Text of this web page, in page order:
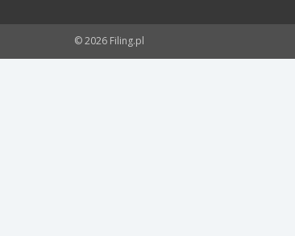
© 2026 Filing.pl